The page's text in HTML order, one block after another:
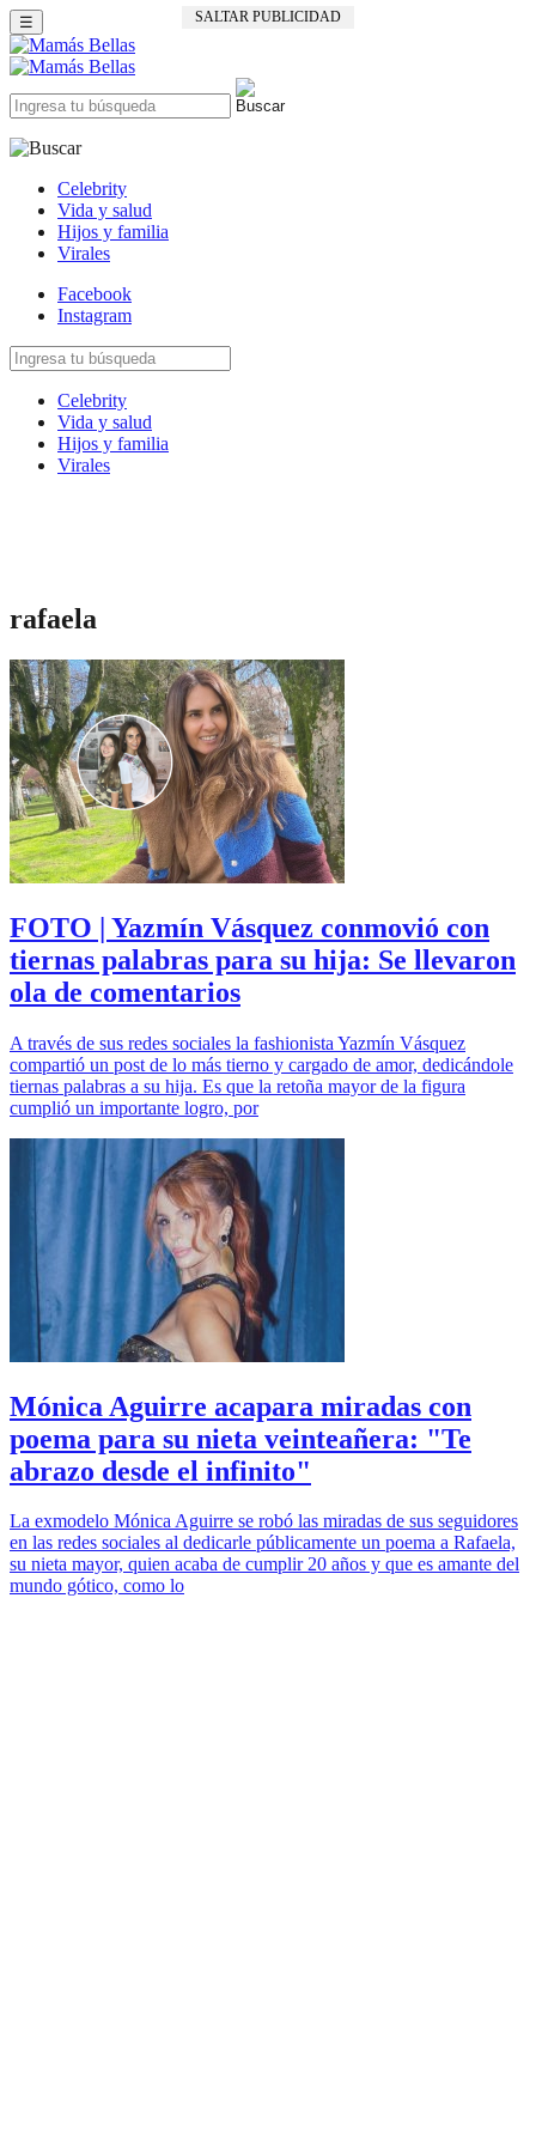
SALTAR PUBLICIDAD
☰
Celebrity
Vida y salud
Hijos y familia
Virales
Facebook
Instagram
Celebrity
Vida y salud
Hijos y familia
Virales
rafaela
FOTO | Yazmín Vásquez conmovió con
tiernas palabras para su hija: Se llevaron
ola de comentarios
A través de sus redes sociales la fashionista Yazmín Vásquez
compartió un post de lo más tierno y cargado de amor, dedicándole
tiernas palabras a su hija. Es que la retoña mayor de la figura
cumplió un importante logro, por
Mónica Aguirre acapara miradas con
poema para su nieta veinteañera: "Te
abrazo desde el infinito"
La exmodelo Mónica Aguirre se robó las miradas de sus seguidores
en las redes sociales al dedicarle públicamente un poema a Rafaela,
su nieta mayor, quien acaba de cumplir 20 años y que es amante del
mundo gótico, como lo